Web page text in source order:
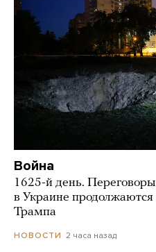
Война
1625-й день.
в Украине
Трампа
НОВОСТИ 2 часа назад